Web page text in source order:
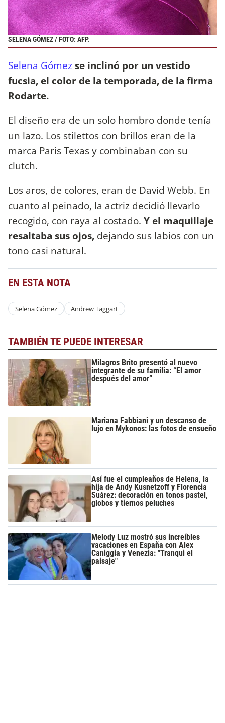
SELENA GÓMEZ / FOTO: AFP.
Selena Gómezse inclinó por un vestido
fucsia, el color de la temporada, de la firma
Rodarte.
El diseño era de un solo hombro donde tenía
un lazo. Los stilettos con brillos eran de la
marca Paris Texas y combinaban con su
clutch.
Los aros, de colores, eran de David Webb. En
cuanto al peinado, la actriz decidió llevarlo
recogido, con raya al costado. Y el maquillaje
resaltaba sus ojos, dejando sus labios con un
tono casi natural.
EN ESTA NOTA
Selena Gómez Andrew Taggart
TAMBIÉN TE PUEDE INTERESAR
Milagros Brito presentó al nuevo
integrante de su familia: “El amor
después del amor”
Mariana Fabbiani y un descanso de
lujo en Mykonos: las fotos de ensueño
Así fue el cumpleaños de Helena, la
hija de Andy Kusnetzoff y Florencia
Suárez: decoración en tonos pastel,
globos y tiernos peluches
Melody Luz mostró sus increíbles
vacaciones en España con Alex
Caniggia y Venezia: "Tranqui el
paisaje"